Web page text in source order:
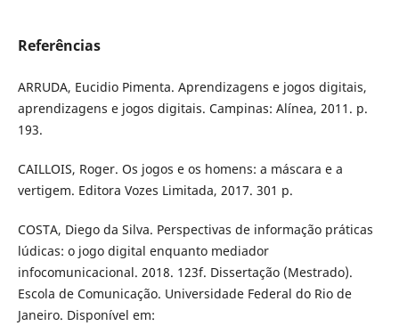
Referências
ARRUDA, Eucidio Pimenta. Aprendizagens e jogos digitais,
aprendizagens e jogos digitais. Campinas: Alínea, 2011. p.
193.
CAILLOIS, Roger. Os jogos e os homens: a máscara e a
vertigem. Editora Vozes Limitada, 2017. 301 p.
COSTA, Diego da Silva. Perspectivas de informação práticas
lúdicas: o jogo digital enquanto mediador
infocomunicacional. 2018. 123f. Dissertação (Mestrado).
Escola de Comunicação. Universidade Federal do Rio de
Janeiro. Disponível em: